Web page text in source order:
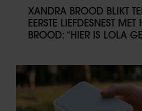
XANDRA BROOD BLIKT
EERSTE LIEFDESNEST
BROOD: “HIER IS LOLA